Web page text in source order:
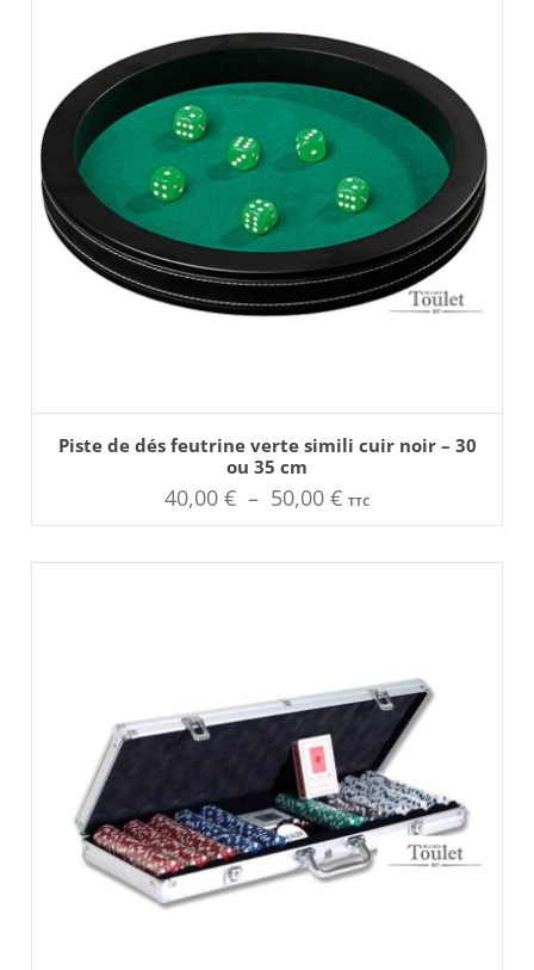
Ce
produit
a
plusieurs
variations.
Les
peuvent
Piste de dés feutrine verte simili cuir noir – 30
ou 35 cm
40,00 € – 50,00 €Plage
de
prix :
50,00 €
TTC